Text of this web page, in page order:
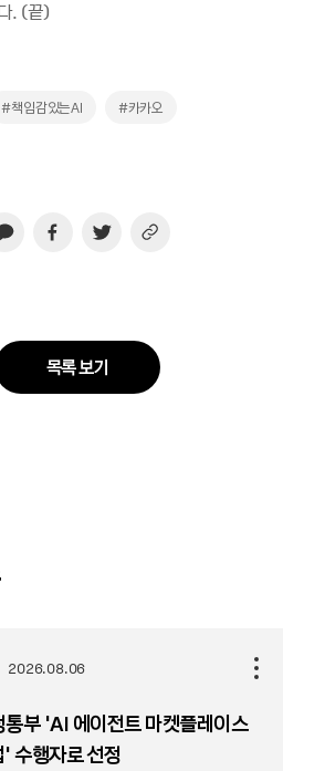
. (끝)
#책임감있는AI #카카오
목록 보기
2026.08.06
부 ‘AI 에이전트 마켓플레이스
수행자로 선정